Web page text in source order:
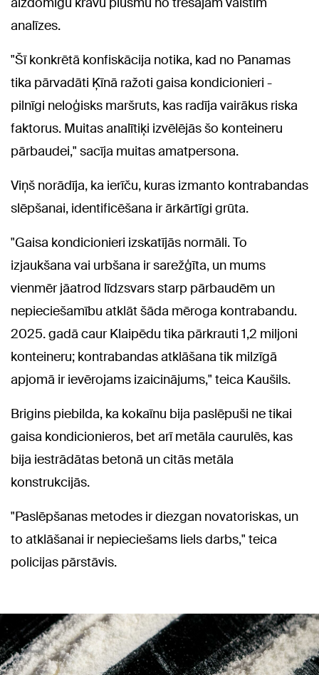
analīzes.
"Šī konkrētā konfiskācija notika, kad no Panamas
tika pārvadāti Ķīnā ražoti gaisa kondicionieri -
pilnīgi neloģisks maršruts, kas radīja vairākus riska
faktorus. Muitas analītiķi izvēlējās šo konteineru
pārbaudei," sacīja muitas amatpersona.
Viņš norādīja, ka ierīču, kuras izmanto kontrabandas
slēpšanai, identificēšana ir ārkārtīgi grūta.
"Gaisa kondicionieri izskatījās normāli. To
izjaukšana vai urbšana ir sarežģīta, un mums
vienmēr jāatrod līdzsvars starp pārbaudēm un
nepieciešamību atklāt šāda mēroga kontrabandu.
2025. gadā caur Klaipēdu tika pārkrauti 1,2 miljoni
konteineru; kontrabandas atklāšana tik milzīgā
apjomā ir ievērojams izaicinājums," teica Kaušils.
Brigins piebilda, ka kokaīnu bija paslēpuši ne tikai
gaisa kondicionieros, bet arī metāla caurulēs, kas
bija iestrādātas betonā un citās metāla
konstrukcijās.
"Paslēpšanas metodes ir diezgan novatoriskas, un
to atklāšanai ir nepieciešams liels darbs," teica
policijas pārstāvis.